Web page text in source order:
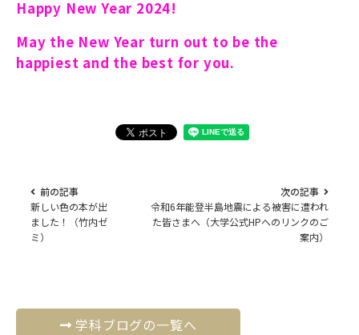
Happy New Year 2024!
May the New Year turn out to be the
happiest and the best for you.
前の記事
新しい色の本が出
ました！（竹内ゼ
ミ）
次の記事
令和6年能登半島地震による被害に遭われ
た皆さまへ（大学公式HPへのリンクのご
案内）
学科ブログの一覧へ